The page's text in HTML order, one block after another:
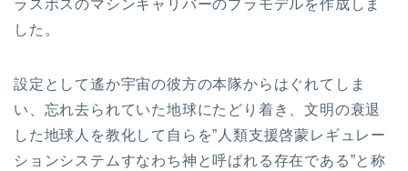
ラスボスのマシンキャリバーのプラモデルを作成しま
した。
設定として遙か宇宙の彼方の本隊からはぐれてしま
い、忘れ去られていた地球にたどり着き、文明の衰退
した地球人を教化して自らを”人類支援啓蒙レギュレー
ションシステムすなわち神と呼ばれる存在である”と称